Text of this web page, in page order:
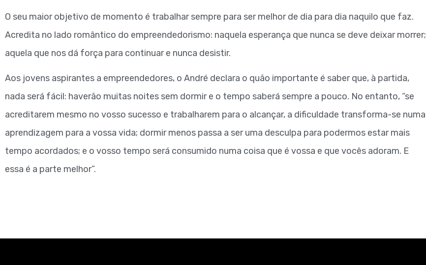
O seu maior objetivo de momento é trabalhar sempre para ser melhor de dia para dia naquilo que faz.
Acredita no lado romântico do empreendedorismo: naquela esperança que nunca se deve deixar morrer;
aquela que nos dá força para continuar e nunca desistir.
Aos jovens aspirantes a empreendedores, o André declara o quão importante é saber que, à partida,
nada será fácil: haverão muitas noites sem dormir e o tempo saberá sempre a pouco. No entanto, “se
acreditarem mesmo no vosso sucesso e trabalharem para o alcançar, a dificuldade transforma-se numa
aprendizagem para a vossa vida; dormir menos passa a ser uma desculpa para podermos estar mais
tempo acordados; e o vosso tempo será consumido numa coisa que é vossa e que vocês adoram. E
essa é a parte melhor”.